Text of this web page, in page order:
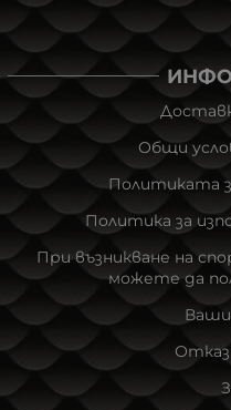
Общи
Политиката
Политика за
При възникване на
можете да
Отказ